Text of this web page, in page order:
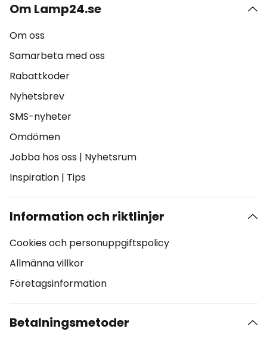
Om Lamp24.se
Om oss
Samarbeta med oss
Rabattkoder
Nyhetsbrev
SMS-nyheter
Omdömen
Jobba hos oss | Nyhetsrum
Inspiration | Tips
Information och riktlinjer
Cookies och personuppgiftspolicy
Allmänna villkor
Företagsinformation
Betalningsmetoder